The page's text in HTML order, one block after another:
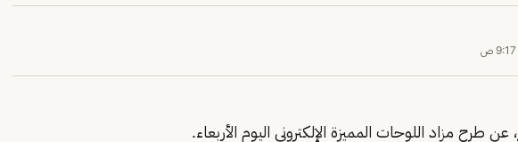
9:17 ص
، عن طرح مزاد اللوحات المميزة الإلكتروني اليوم الأربعاء.